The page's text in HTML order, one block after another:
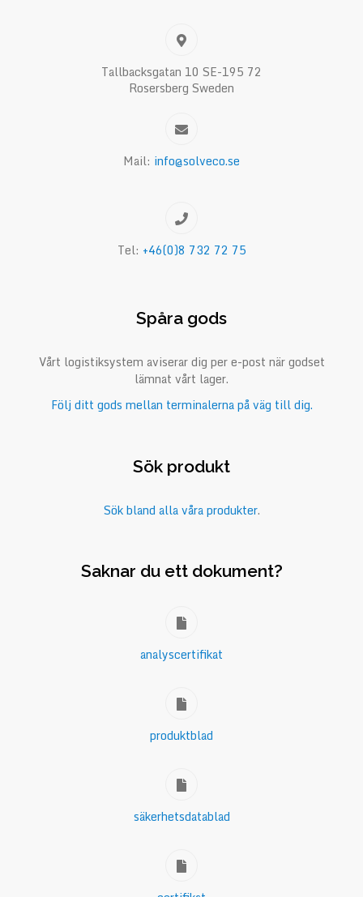
Tallbacksgatan 10 SE-195 72
Rosersberg Sweden
Mail: info@solveco.se
Tel: +46(0)8 732 72 75
Spåra gods
Vårt logistiksystem aviserar dig per e-post när godset
lämnat vårt lager.
Följ ditt gods mellan terminalerna på väg till dig.
Sök produkt
Sök bland alla våra produkter.
Saknar du ett dokument?
analyscertifikat
produktblad
säkerhetsdatablad